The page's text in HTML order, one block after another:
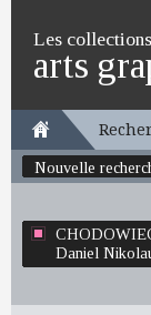
Les
arts
Nouvelle
Daniel